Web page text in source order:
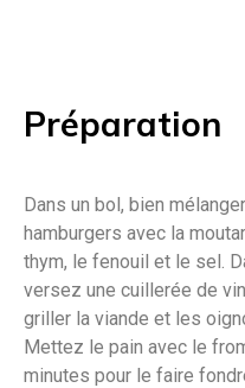
Préparation
Dans un bol, bien
hamburgers avec la
thym, le fenouil et le sel.
versez une cuillerée de
griller la viande et les
Mettez le pain avec le
minutes pour le faire